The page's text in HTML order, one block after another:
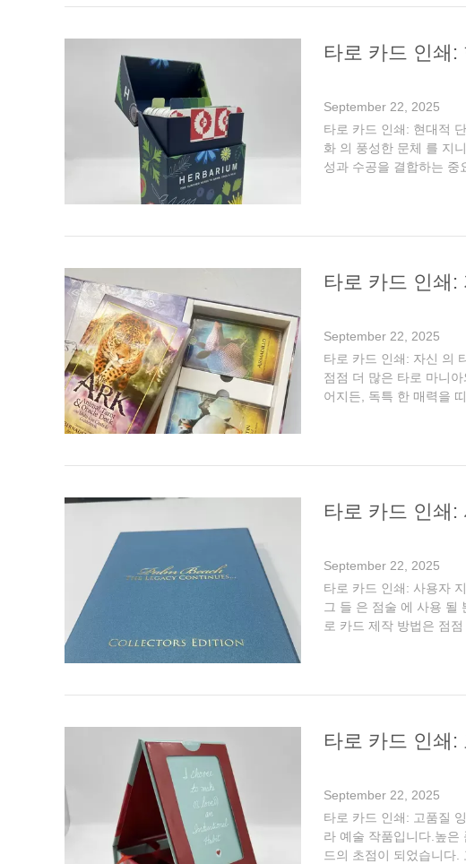
타로 카드 인쇄
September 22, 2025
타로 카드 인쇄: 현대적
화 의 풍성한 문체 를 지
성과 수공을 결합하는 중
타로 카드 인쇄
September 22, 2025
타로 카드 인쇄: 자신 의
점점 더 많은 타로 마니
어지든, 독특 한 매력을
타로 카드 인쇄
September 22, 2025
타로 카드 인쇄: 사용자
그 들 은 점술 에 사용 될
로 카드 제작 방법은 점
타로 카드 인쇄
September 22, 2025
타로 카드 인쇄: 고품질
라 예술 작품입니다.높은
드의 초점이 되었습니다.